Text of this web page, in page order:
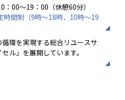
とどまらず、より良いデータ環
え、たいせつなものをつなぐ架
支えるリユース基幹システムの
：00～19：00（休憩60分）
時間制（9時～18時、10時～19
有無： 有（月平均10時間）
分
循環を実現する総合リユースサ
ル」を展開しています。
と変えること。